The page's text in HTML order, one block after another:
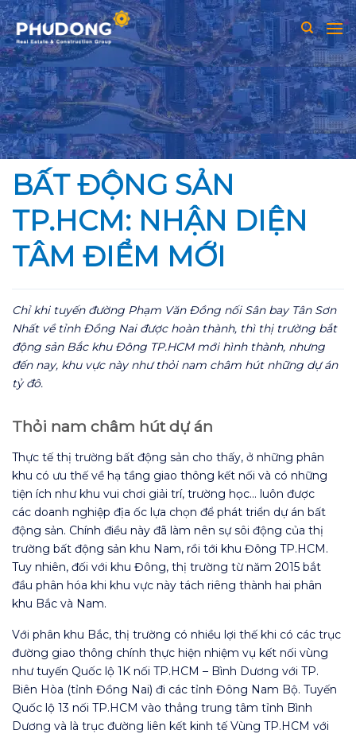
Skip
to
content
BẤT ĐỘNG SẢN
TP.HCM: NHẬN DIỆN
TÂM ĐIỂM MỚI
Chỉ khi tuyến đường Phạm Văn Đồng nối Sân bay Tân Sơn
Nhất về tỉnh Đồng Nai được hoàn thành, thì thị trường bắt
động sản Bắc khu Đông TP.HCM mới hình thành, nhưng
đến nay, khu vực này như thỏi nam châm hút những dự án
tỷ đô.
Thỏi nam châm hút dự án
Thực tế thị trường bất động sản cho thấy, ở những phân
khu có ưu thế về hạ tầng giao thông kết nối và có những
tiện ích như khu vui chơi giải trí, trường học… luôn được
các doanh nghiệp địa ốc lựa chọn để phát triển dự án bất
động sản. Chính điều này đã làm nên sự sôi động của thị
trường bất động sản khu Nam, rồi tới khu Đông TP.HCM.
Tuy nhiên, đối với khu Đông, thị trường từ năm 2015 bắt
đầu phân hóa khi khu vực này tách riêng thành hai phân
khu Bắc và Nam.
Với phân khu Bắc, thị trường có nhiều lợi thế khi có các trục
đường giao thông chính thực hiện nhiệm vụ kết nối vùng
như tuyến Quốc lộ 1K nối TP.HCM – Bình Dương với TP.
Biên Hòa (tỉnh Đồng Nai) đi các tỉnh Đông Nam Bộ. Tuyến
Quốc lộ 13 nối TP.HCM vào thẳng trung tâm tỉnh Bình
Dương và là trục đường liên kết kinh tế Vùng TP.HCM với